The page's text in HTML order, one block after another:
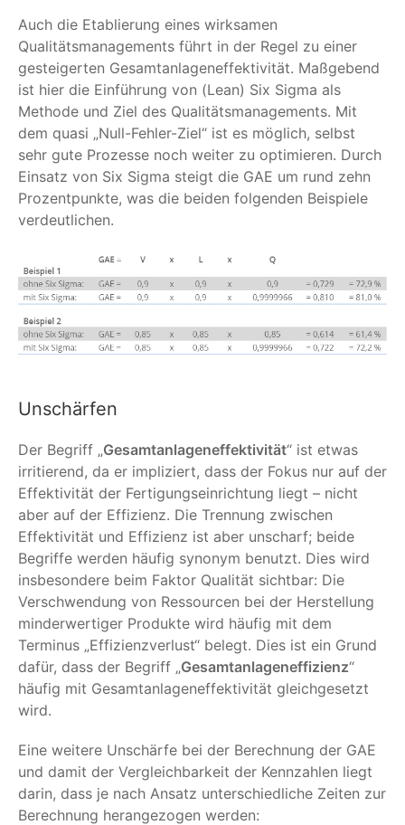
Auch die Etablierung eines wirksamen
Qualitätsmanagements führt in der Regel zu einer
gesteigerten Gesamtanlageneffektivität. Maßgebend
ist hier die Einführung von (Lean) Six Sigma als
Methode und Ziel des Qualitätsmanagements. Mit
dem quasi „Null-Fehler-Ziel“ ist es möglich, selbst
sehr gute Prozesse noch weiter zu optimieren. Durch
Einsatz von Six Sigma steigt die GAE um rund zehn
Prozentpunkte, was die beiden folgenden Beispiele
verdeutlichen.
Unschärfen
Der Begriff „Gesamtanlageneffektivität“ ist etwas
irritierend, da er impliziert, dass der Fokus nur auf der
Effektivität der Fertigungseinrichtung liegt – nicht
aber auf der Effizienz. Die Trennung zwischen
Effektivität und Effizienz ist aber unscharf; beide
Begriffe werden häufig synonym benutzt. Dies wird
insbesondere beim Faktor Qualität sichtbar: Die
Verschwendung von Ressourcen bei der Herstellung
minderwertiger Produkte wird häufig mit dem
Terminus „Effizienzverlust“ belegt. Dies ist ein Grund
dafür, dass der Begriff „Gesamtanlageneffizienz“
häufig mit Gesamtanlageneffektivität gleichgesetzt
wird.
Eine weitere Unschärfe bei der Berechnung der GAE
und damit der Vergleichbarkeit der Kennzahlen liegt
darin, dass je nach Ansatz unterschiedliche Zeiten zur
Berechnung herangezogen werden: